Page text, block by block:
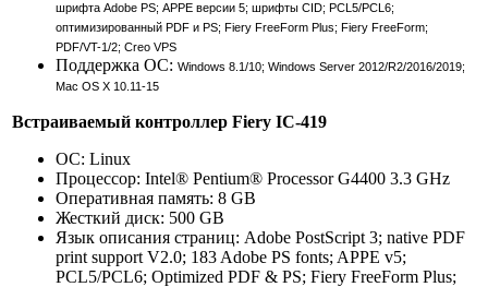
шрифта Adobe PS; APPE версии 5; шрифты CID; PCL5/PCL6;
оптимизированный PDF и PS; Fiery FreeForm Plus; Fiery FreeForm;
PDF/VT-1/2; Creo VPS
Поддержка ОС: Windows 8.1/10; Windows Server 2012/R2/2016/2019;
Mac OS X 10.11-15
Встраиваемый контроллер Fiery IC-419
ОС: Linux
Процессор: Intel® Pentium® Processor G4400 3.3 GHz
Оперативная память: 8 GB
Жесткий диск: 500 GB
Язык описания страниц: Adobe PostScript 3; native PDF
print support V2.0; 183 Adobe PS fonts; APPE v5;
PCL5/PCL6; Optimized PDF & PS; Fiery FreeForm Plus;